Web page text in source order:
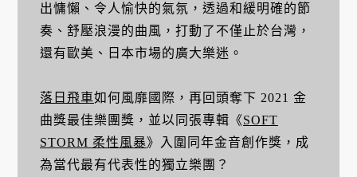
出慵懶、令人愉快的氣氛，透過和緩明確的節
奏、舒壓浪漫的曲風，打動了不僅止於台灣，
還有歐美、日本市場的廣大樂迷。
落日飛車如何風靡國際，再回頭奪下 2021 金
曲獎最佳樂團獎，並以同張專輯《SOFT
STORM 柔性風暴》入圍同年金音創作獎，成
為當代最有代表性的獨立樂團？